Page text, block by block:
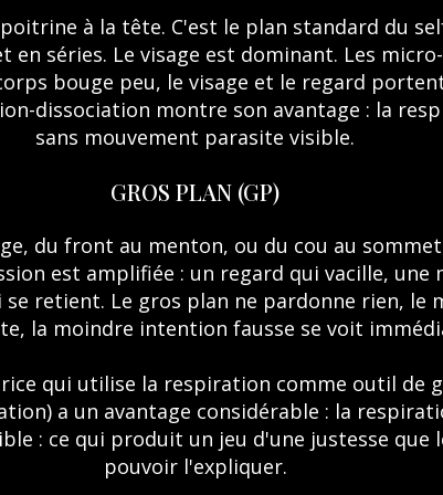
à la tête. C'est le plan standard du
en séries. Le visage est dominant. Les
bouge peu, le visage et le regard
dissociation montre son avantage : la
sans mouvement parasite visible.
GROS PLAN (GP)
du front au menton, ou du cou au
est amplifiée : un regard qui vacille, une
retient. Le gros plan ne pardonne rien, le
la moindre intention fausse se voit
qui utilise la respiration comme outil de
a un avantage considérable : la
: ce qui produit un jeu d'une justesse que
pouvoir l'expliquer.